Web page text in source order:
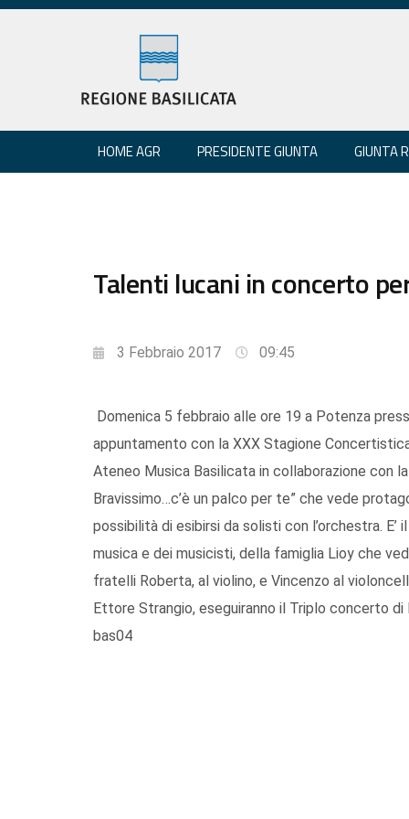
HOME AGR PRESIDENTE GIUNTA GIUNTA
Talenti lucani in concerto
3 Febbraio 2017 09:45
Domenica 5 febbraio alle ore 19 a Potenza
appuntamento con la XXX Stagione
Ateneo Musica Basilicata in collaborazione con
Bravissimo…c’è un palco per te” che vede
possibilità di esibirsi da solisti con l’orchestra.
musica e dei musicisti, della famiglia Lioy che
fratelli Roberta, al violino, e Vincenzo al
Ettore Strangio, eseguiranno il Triplo concerto di
bas04